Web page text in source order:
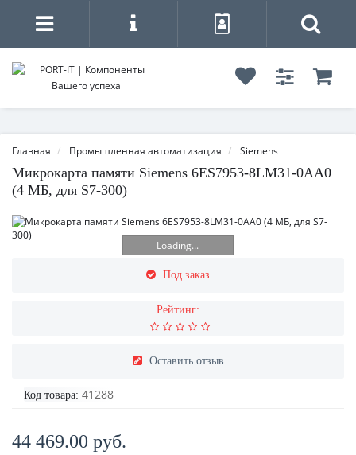
Главная Промышленная автоматизация Siemens
Микрокарта памяти Siemens 6ES7953-8LM31-0AA0
(4 МБ, для S7-300)
Loading...
Под заказ
Рейтинг:
Оставить отзыв
Код товара: 41288
44 469.00 руб.